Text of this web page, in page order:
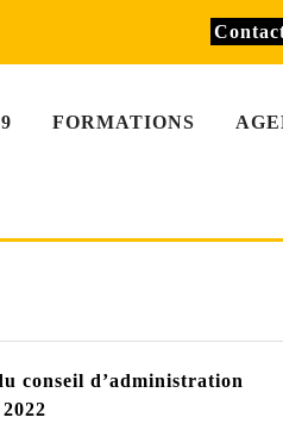
FORMATIONS
conseil d’administration